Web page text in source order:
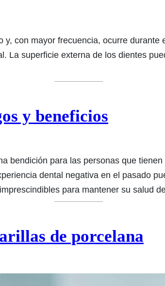
con mayor frecuencia, ocurre
La superficie externa de los dientes
y beneficios
bendición para las personas que
dental negativa en el pasado
para mantener su salud
de porcelana